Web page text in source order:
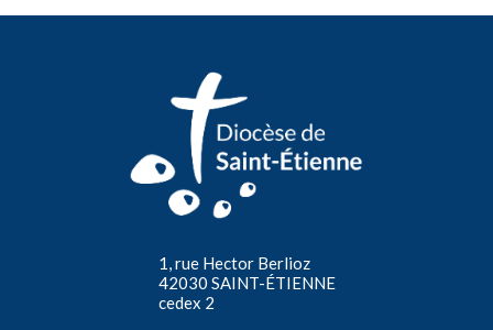
1, rue Hector Berlioz
42030 SAINT-ÉTIENNE
cedex 2